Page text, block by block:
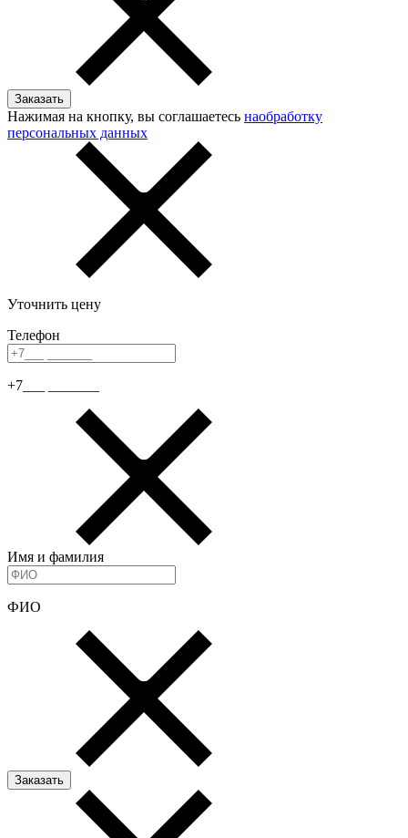
Нажимая на кнопку, вы соглашаетесь наобработку
персональных данных
Уточнить цену
Телефон
+7___ _______
Имя и фамилия
ФИО